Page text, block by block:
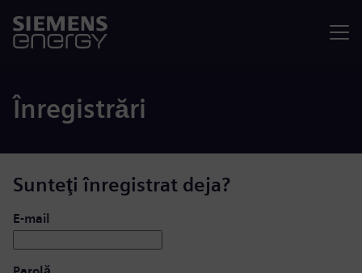
Înregistrări
Sunteţi înregistrat deja?
Conectare: utilizator și parolă
E-mail